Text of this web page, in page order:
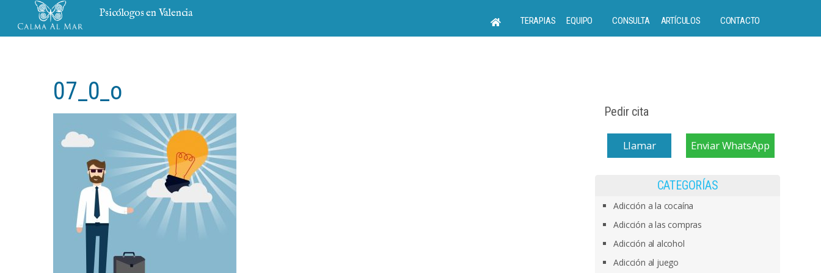
Psicólogos en Valencia
TERAPIAS EQUIPO CONSULTA ARTÍCULOS CONTACTO
07_0_o
Pedir cita
Llamar Enviar WhatsApp
CATEGORÍAS
Adicción a la cocaína
Adicción a las compras
Adicción al alcohol
Adicción al juego